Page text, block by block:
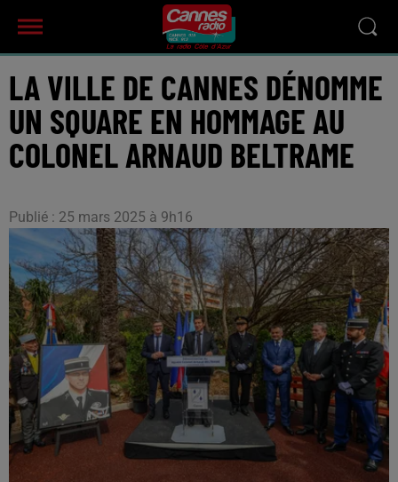
LA VILLE DE CANNES DÉNOMME
UN SQUARE EN HOMMAGE AU
COLONEL ARNAUD BELTRAME
Publié : 25 mars 2025 à 9h16